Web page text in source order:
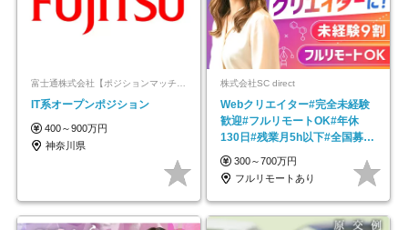
富士通株式会社【ポジションマッチ登録】
IT系オープンポジション
400～900万円
神奈川県
株式会社SC direct
Webクリエイター#完全未経験
歓迎#フルリモートOK#年休
130日#残業月5h以下#全国募集
#最大1年の研修
300～700万円
フルリモートあり